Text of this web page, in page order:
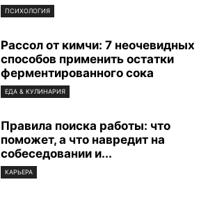
ПСИХОЛОГИЯ
Рассол от кимчи: 7 неочевидных
способов применить остатки
ферментированного сока
ЕДА & КУЛИНАРИЯ
Правила поиска работы: что
поможет, а что навредит на
собеседовании и...
КАРЬЕРА